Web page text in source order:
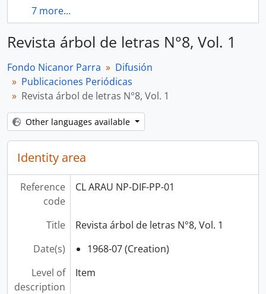
7 more...
Revista árbol de letras N°8, Vol. 1
Fondo Nicanor Parra
Difusión
Publicaciones Periódicas
Revista árbol de letras N°8, Vol. 1
Other languages available
Identity area
Reference
code
CL ARAU NP-DIF-PP-01
Title
Revista árbol de letras N°8, Vol. 1
Date(s)
1968-07 (Creation)
Level of
description
Item